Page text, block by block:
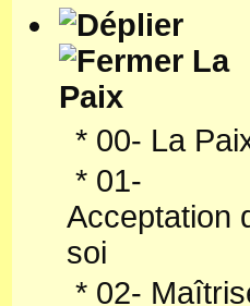
La
Paix
* 00- La
* 01-
Acceptation
soi
* 02-